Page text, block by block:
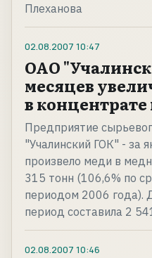
Плеханова
02.08.2007 10:47
ОАО
месяцев
в концентрате
Предприятие
"Учалинский ГОК" - за
произвело меди в
315 тонн (106,6% по
периодом 2006 года).
период составила 2
02.08.2007 10:46